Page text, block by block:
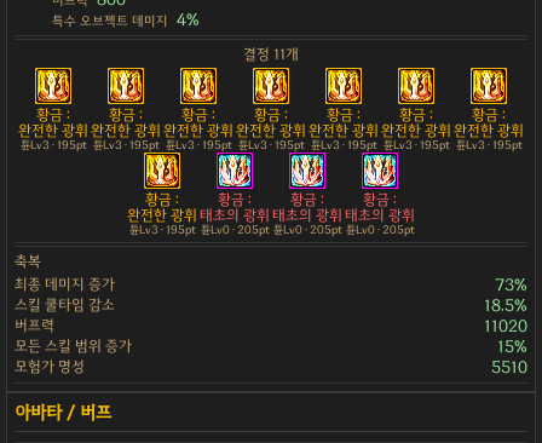
특수 오브젝트 데미지 4%
결정 11개
황금 :
완전한 광휘
튠Lv3 · 195pt
황금 :
완전한 광휘
튠Lv3 · 195pt
황금 :
완전한 광휘
튠Lv3 · 195pt
황금 :
완전한 광휘
튠Lv3 · 195pt
황금 :
완전한 광휘
튠Lv3 · 195pt
황금 :
완전한 광휘
튠Lv3 · 195pt
황금 :
완전한 광휘
튠Lv3 · 195pt
황금 :
완전한 광휘
튠Lv3 · 195pt
황금 :
태초의 광휘
튠Lv0 · 205pt
황금 :
태초의 광휘
튠Lv0 · 205pt
황금 :
태초의 광휘
튠Lv0 · 205pt
축복
최종 데미지 증가
73%
스킬 쿨타임 감소 18.5%
버프력 11020
모든 스킬 범위 증가 15%
모험가 명성 5510